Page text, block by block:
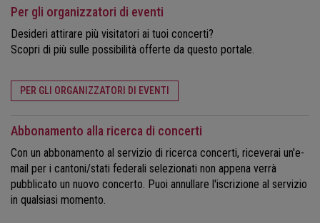
Per gli organizzatori di eventi
Desideri attirare più visitatori ai tuoi concerti?
Scopri di più sulle possibilità offerte da questo portale.
PER GLI ORGANIZZATORI DI EVENTI
Abbonamento alla ricerca di concerti
Con un abbonamento al servizio di ricerca concerti, riceverai un'e-
mail per i cantoni/stati federali selezionati non appena verrà
pubblicato un nuovo concerto. Puoi annullare l'iscrizione al servizio
in qualsiasi momento.